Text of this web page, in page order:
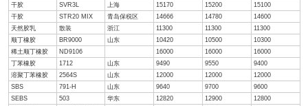
干胶 杯胶 - -
丁二烯 山东鲁中地区 7080 7225
棕榈油 52度 日照 8266
8350
干胶
RSS3 上海 18380 18400
干胶 SCRWF 上海 14700 14800
干胶 上海 15170
干胶 STR20 MIX 青岛保税区 14666
14780